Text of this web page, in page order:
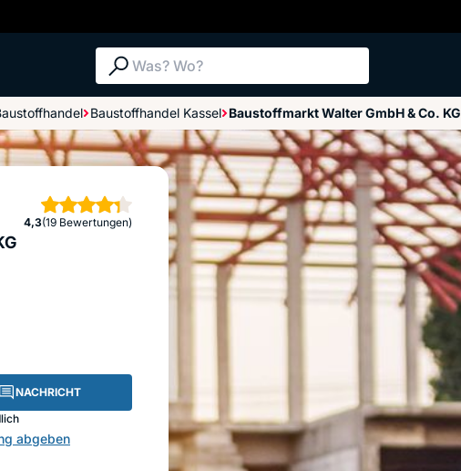
Suche: Was? Wo?
Baustoffhandel Kassel Baustoffmarkt Walter GmbH & Co. KG
Bewertungen im ÜberblickBewertung abgeben
4,3
Sterne
(19 Bewertungen)
NACHRICHT
abgeben